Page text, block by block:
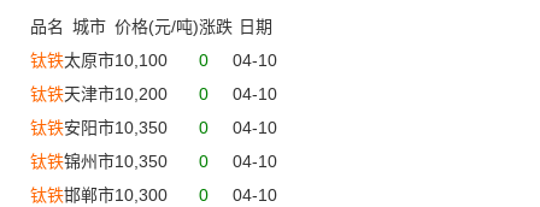
品名 城市 价格(元/吨)涨跌 日期
钛铁太原市10,100 0
04-10
钛铁天津市10,200 0
04-10
钛铁安阳市10,350 0
04-10
钛铁锦州市10,350 0
04-10
钛铁邯郸市10,300 0
04-10